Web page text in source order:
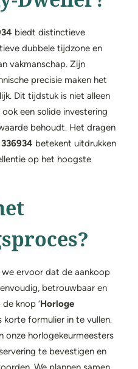
biedt distinctieve
dubbele tijdzone en
vakmanschap. Zijn
precisie maken het
Dit tijdstuk is niet alleen
een solide investering
behoudt. Het dragen
betekent uitdrukken
op het hoogste
we ervoor dat de aankoop
betrouwbaar en
knop ‘Horloge
korte formulier in te vullen.
onze horlogekeurmeesters
te bevestigen en